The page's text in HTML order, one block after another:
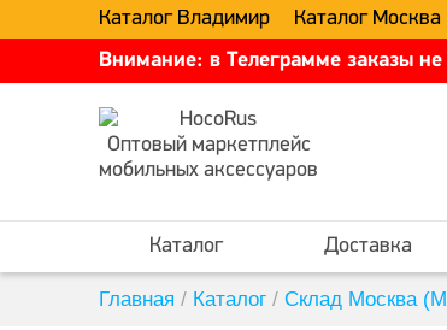
Каталог Владимир Каталог Москва
Внимание: в Телеграмме заказы
Оптовый маркетплейс
мобильных аксессуаров
Каталог Доставка
Главная / Каталог / Склад Москва